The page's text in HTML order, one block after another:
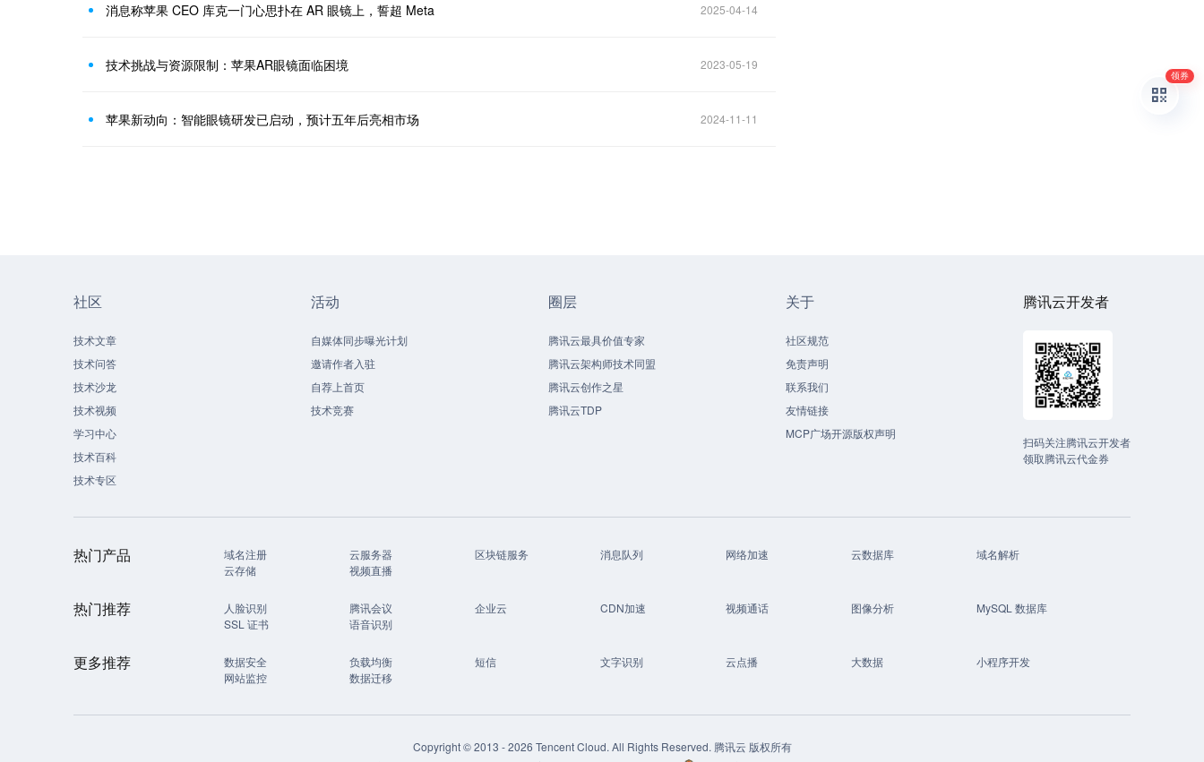
消息称苹果 CEO 库克一门心思扑在 AR 眼镜上，誓超 Meta 2025-04-14
技术挑战与资源限制：苹果AR眼镜面临困境 2023-05-19
苹果新动向：智能眼镜研发已启动，预计五年后亮相市场 2024-11-11
社区
技术文章
技术问答
技术沙龙
技术视频
学习中心
技术百科
技术专区
活动
自媒体同步曝光计划
邀请作者入驻
自荐上首页
技术竞赛
圈层
腾讯云最具价值专家
腾讯云架构师技术同盟
腾讯云创作之星
腾讯云TDP
关于
社区规范
免责声明
联系我们
友情链接
MCP广场开源版权声明
腾讯云开发者
扫码关注腾讯云开发者
领取腾讯云代金券
热门产品 域名注册 云服务器 区块链服务 消息队列 网络加速 云数据库
域名解析
云存储
视频直播
热门推荐 人脸识别 腾讯会议 企业云 CDN加速 视频通话 图像分析
MySQL 数据库
SSL 证书
语音识别
更多推荐 数据安全 负载均衡 短信 文字识别 云点播 大数据
小程序开发
网站监控
数据迁移
Copyright © 2013 -2026 Tencent Cloud. All Rights Reserved. 腾讯云 版权所有
领券